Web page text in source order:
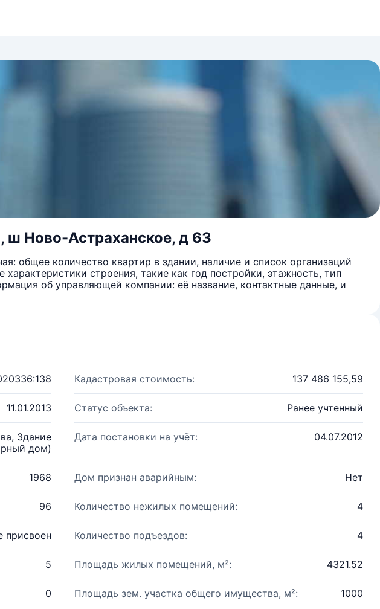
ш Ново-Астраханское, д 63
общее количество квартир в здании, наличие и список организаций
строения, такие как год постройки, этажность, тип
об управляющей компании: её название, контактные данные, и
Кадастровая стоимость: 137 486 155,59
11.01.2013 Статус объекта: Ранее учтенный
Здание
дом)
Дата постановки на учёт: 04.07.2012
1968 Дом признан аварийным: Нет
96 Количество нежилых помещений: 4
присвоен Количество подъездов: 4
5 Площадь жилых помещений, м²: 4321.52
0 Площадь зем. участка общего имущества, м²: 1000